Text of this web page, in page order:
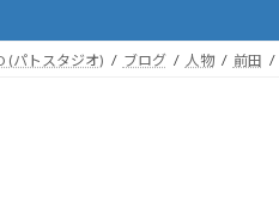
(パトスタジオ) ブログ 人物 前田